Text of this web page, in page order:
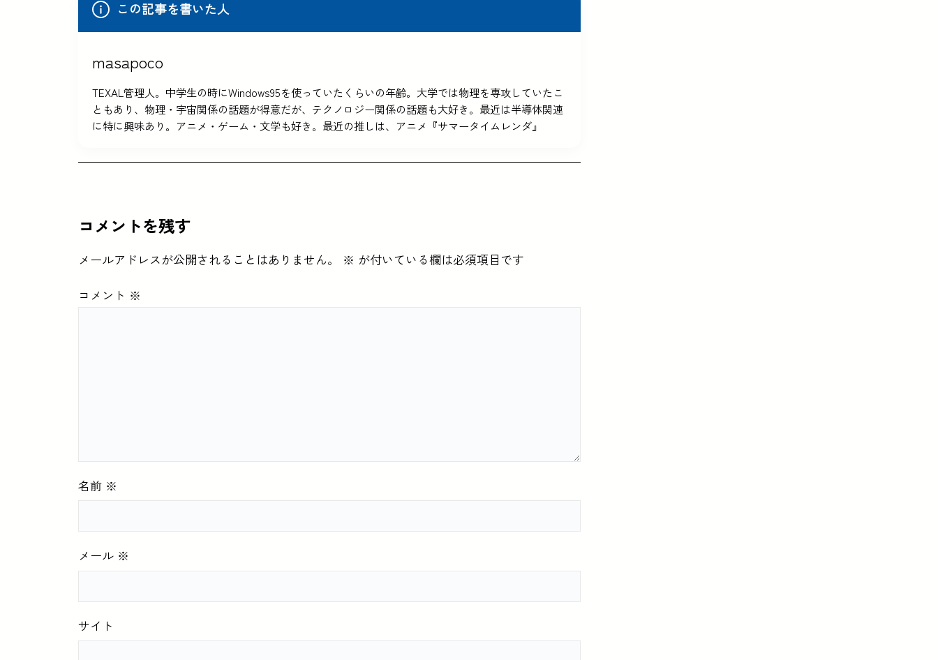
この記事を書いた人
masapoco
TEXAL管理人。中学生の時にWindows95を使っていたくらいの年齢。大学では物理を専攻していたこ
ともあり、物理・宇宙関係の話題が得意だが、テクノロジー関係の話題も大好き。最近は半導体関連
に特に興味あり。アニメ・ゲーム・文学も好き。最近の推しは、アニメ『サマータイムレンダ』
コメントを残す
メールアドレスが公開されることはありません。 ※ が付いている欄は必須項目です
コメント ※
名前 ※
メール ※
サイト